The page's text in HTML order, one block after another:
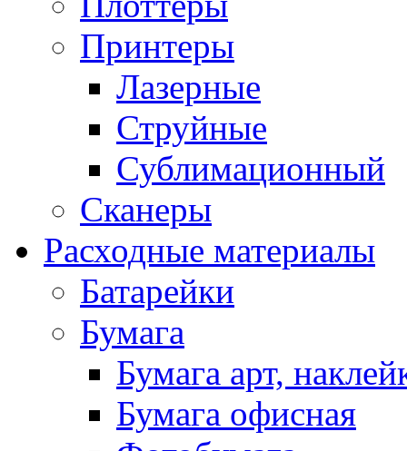
Принтеры
Лазерные
Струйные
Сублимационный
Сканеры
Расходные материалы
Батарейки
Бумага
Бумага арт,
Бумага офисная